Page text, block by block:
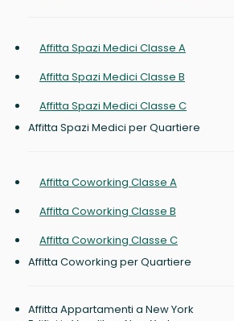
Affitta Spazi Medici Classe A
Affitta Spazi Medici Classe B
Affitta Spazi Medici Classe C
Affitta Spazi Medici per Quartiere
Affitta Coworking Classe A
Affitta Coworking Classe B
Affitta Coworking Classe C
Affitta Coworking per Quartiere
Affitta Appartamenti a New York